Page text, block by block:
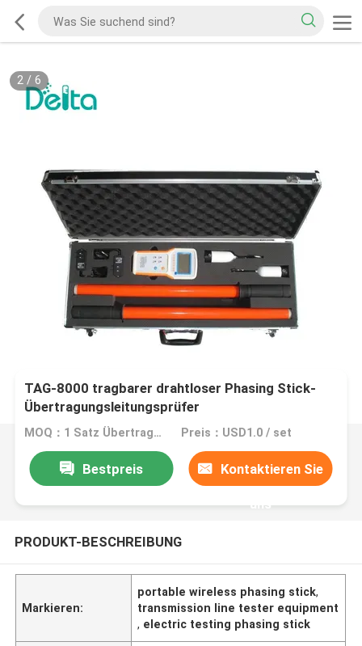
2/ 6
TAG-8000 tragbarer drahtloser Phasing Stick-
Übertragungsleitungsprüfer
MOQ：1 Satz Übertragungsleitungsprüfer Preis：USD1.0 / set
Bestpreis Kontaktieren Sie
uns
PRODUKT-BESCHREIBUNG
Markieren:
portable wireless phasing stick,
transmission line tester equipment
, electric testing phasing stick